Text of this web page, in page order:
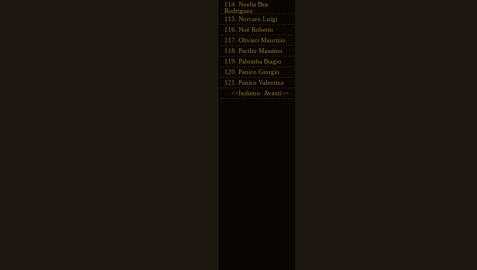
114. Noelia Bea
Rodriguez
115. Norcaro Luigi
116. Noè Roberto
117. Olivieri Maurizio
118. Pacilio Massimo
119. Palomba Biagio
120. Panico Giorgio
121. Panico Valentina
<<Indietro
Avanti>>